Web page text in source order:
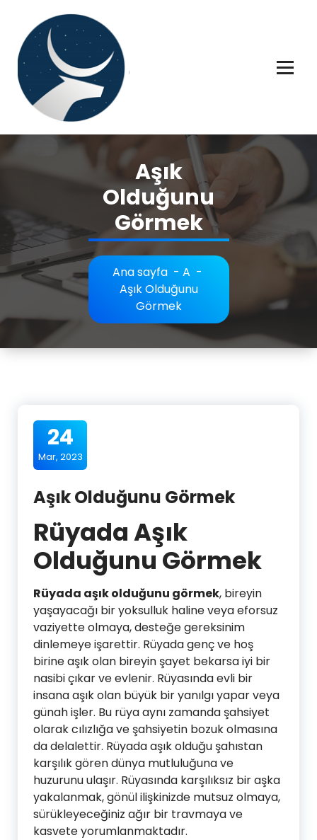
Aşık
Olduğunu
Görmek
Ana sayfa- A -
Aşık Olduğunu
Görmek
24
Mar, 2023
Aşık Olduğunu Görmek
Rüyada Aşık
Olduğunu Görmek
Rüyada aşık olduğunu görmek, bireyin
yaşayacağı bir yoksulluk haline veya eforsuz
vaziyette olmaya, desteğe gereksinim
dinlemeye işarettir. Rüyada genç ve hoş
birine aşık olan bireyin şayet bekarsa iyi bir
nasibi çıkar ve evlenir. Rüyasında evli bir
insana aşık olan büyük bir yanılgı yapar veya
günah işler. Bu rüya aynı zamanda şahsiyet
olarak cılızlığa ve şahsiyetin bozuk olmasına
da delalettir. Rüyada aşık olduğu şahıstan
karşılık gören dünya mutluluğuna ve
huzurunu ulaşır. Rüyasında karşılıksız bir aşka
yakalanmak, gönül ilişkinizde mutsuz olmaya,
sürükleyeceğiniz ağır bir travmaya ve
kasvete yorumlanmaktadır.